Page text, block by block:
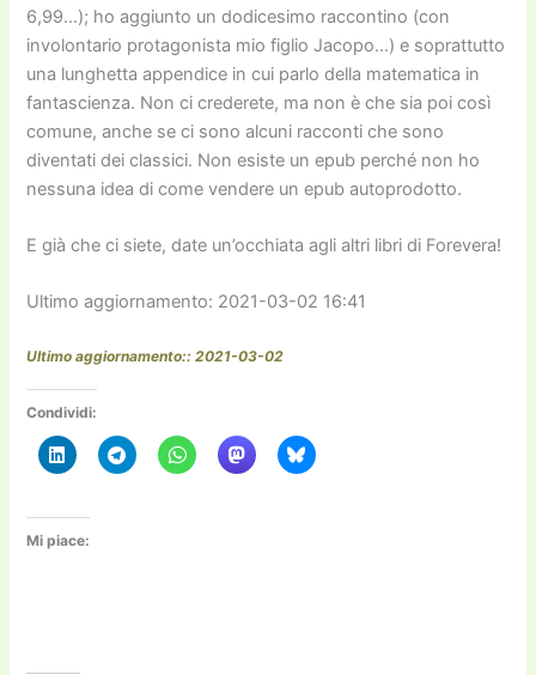
6,99…); ho aggiunto un dodicesimo raccontino (con
involontario protagonista mio figlio Jacopo…) e soprattutto
una lunghetta appendice in cui parlo della matematica in
fantascienza. Non ci crederete, ma non è che sia poi così
comune, anche se ci sono alcuni racconti che sono
diventati dei classici. Non esiste un epub perché non ho
nessuna idea di come vendere un epub autoprodotto.
E già che ci siete, date un’occhiata agli altri libri di Forevera!
Ultimo aggiornamento: 2021-03-02 16:41
Ultimo aggiornamento:: 2021-03-02
Condividi:
Mi piace: